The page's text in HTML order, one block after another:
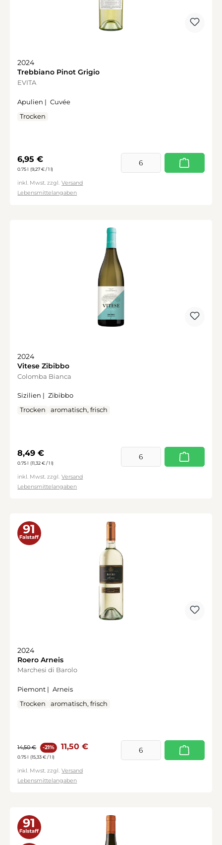
2024
Trebbiano Pinot Grigio
EVITA
Apulien | Cuvée
Trocken
Regulärer Preis:
6,95 €
0.75 l (9,27 € / 1 l)
inkl. Mwst. zzgl. Versand
Lebensmittelangaben
2024
Vitese Zibibbo
Colomba Bianca
Sizilien | Zibibbo
Trocken
aromatisch, frisch
Regulärer Preis:
8,49 €
0.75 l (11,32 € / 1 l)
inkl. Mwst. zzgl. Versand
Lebensmittelangaben
2024
Roero Arneis
Marchesi di Barolo
Piemont | Arneis
Trocken
aromatisch, frisch
Verkaufspreis:
Regulärer Preis:
14,50 € -21% 11,50 €
0.75 l (15,33 € / 1 l)
inkl. Mwst. zzgl. Versand
Lebensmittelangaben